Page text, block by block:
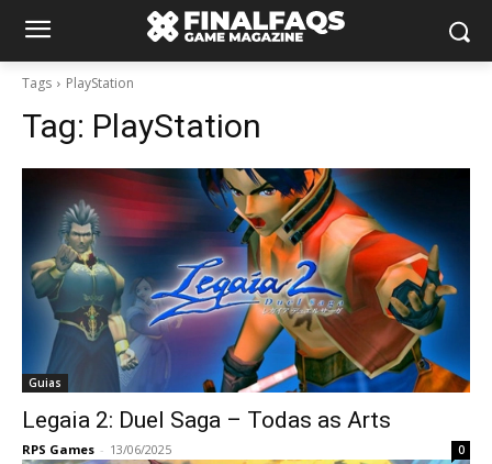
Tags PlayStation
Tag: PlayStation
Guias
Legaia 2: Duel Saga – Todas as Arts
RPS Games - 13/06/2025 0